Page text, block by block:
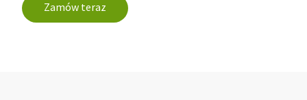
Zamów teraz